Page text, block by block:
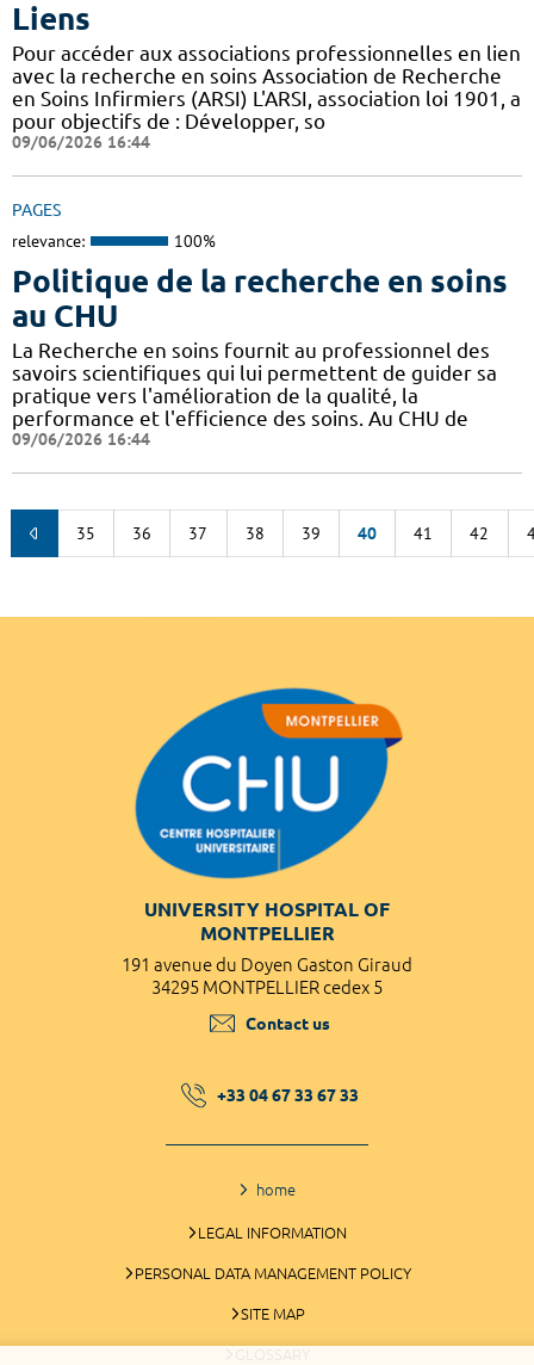
Liens
Pour accéder aux associations professionnelles en lien
avec la recherche en soins Association de Recherche
en Soins Infirmiers (ARSI) L'ARSI, association loi 1901, a
pour objectifs de : Développer, so
09/06/2026 16:44
PAGES
relevance: 100%
Politique de la recherche en soins
au CHU
La Recherche en soins fournit au professionnel des
savoirs scientifiques qui lui permettent de guider sa
pratique vers l'amélioration de la qualité, la
performance et l'efficience des soins. Au CHU de
09/06/2026 16:44
35 36 37 38 39 40 41 42
UNIVERSITY HOSPITAL OF
MONTPELLIER
191 avenue du Doyen Gaston Giraud
34295 MONTPELLIER cedex 5
Contact us
+33 04 67 33 67 33
home
LEGAL INFORMATION
PERSONAL DATA MANAGEMENT POLICY
SITE MAP
GLOSSARY